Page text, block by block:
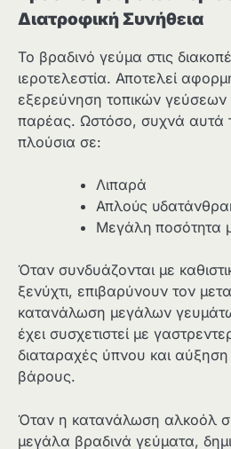
Διατροφική Συνήθεια
Το βραδινό γεύμα στις
ιεροτελεστία. Αποτελεί
εξερεύνηση τοπικών
παρέας. Ωστόσο, συχνά αυτά
πλούσια σε:
Λιπαρά
Απλούς
Μεγάλη ποσότητα
Όταν συνδυάζονται με
ξενύχτι, επιβαρύνουν τον
κατανάλωση μεγάλων
έχει συσχετιστεί με
διαταραχές ύπνου και
βάρους.
Όταν η κατανάλωση αλκοόλ
μεγάλα βραδινά γεύματα,